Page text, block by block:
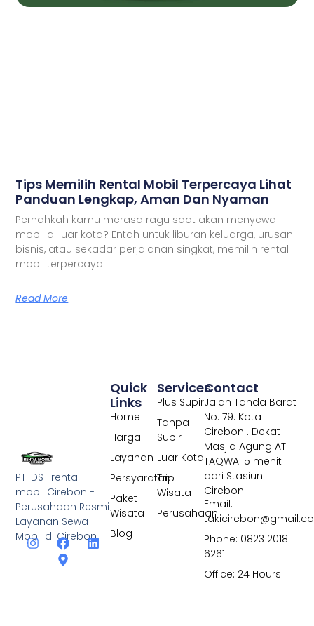
Tips Memilih Rental Mobil Terpercaya Lihat
Panduan Lengkap, Aman Dan Nyaman
Pernahkah kamu merasa ragu saat akan menyewa
mobil di luar kota? Entah untuk liburan keluarga, urusan
bisnis, atau sekadar perjalanan singkat, memilih rental
mobil terpercaya
Read More
PT. DST rental
mobil Cirebon -
Perusahaan Resmi
Layanan Sewa
Mobil di Cirebon
Services
Plus Supir
Tanpa
Supir
Luar Kota
Trip
Wisata
Perusahaan
Quick
Links
Home
Harga
Layanan
Persyaratan
Paket
Wisata
Blog
Contact
Jalan Tanda Barat
No. 79. Kota
Cirebon . Dekat
Masjid Agung AT
TAQWA. 5 menit
dari Stasiun
Cirebon
Email:
Phone: 0823 2018
6261
Office: 24 Hours